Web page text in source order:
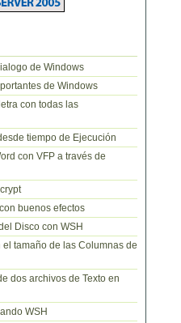
de Windows
de Windows
con todas las
tiempo de Ejecución
con VFP a través de
buenos efectos
Disco con WSH
tamaño de las Columnas de
dos archivos de Texto en
WSH